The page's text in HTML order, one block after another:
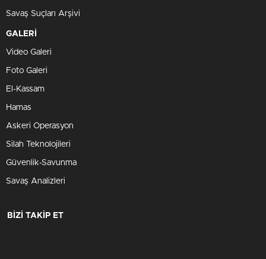
Savaş Suçları Arşivi
GALERİ
Video Galeri
Foto Galeri
El-Kassam
Hamas
Askeri Operasyon
Silah Teknolojileri
Güvenlik-Savunma
Savaş Analizleri
BİZİ TAKİP ET